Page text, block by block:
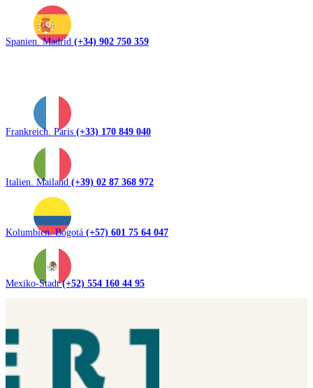
Spanien. Madrid (+34) 902 750 359
Frankreich. Paris (+33) 170 849 040
Italien. Mailand (+39) 02 87 368 972
Kolumbien. Bogotá (+57) 601 75 64 047
Mexiko-Stadt(+52) 554 160 44 95